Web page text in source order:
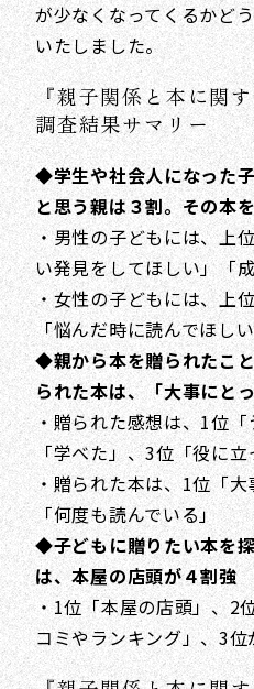
が少なくなってくるかど
いたしました。
『親子関係と本に関
調査結果サマリー
◆学生や社会人になった
と思う親は３割。その本
・男性の子どもには、上
い発見をしてほしい」「
・女性の子どもには、上
「悩んだ時に読んでほし
◆親から本を贈られたこ
られた本は、「大事にと
・贈られた感想は、1位
「学べた」、3位「役に立
・贈られた本は、1位「
「何度も読んでいる」
◆子どもに贈りたい本を
は、本屋の店頭が４割強
・1位「本屋の店頭」、2
コミやランキング」、3